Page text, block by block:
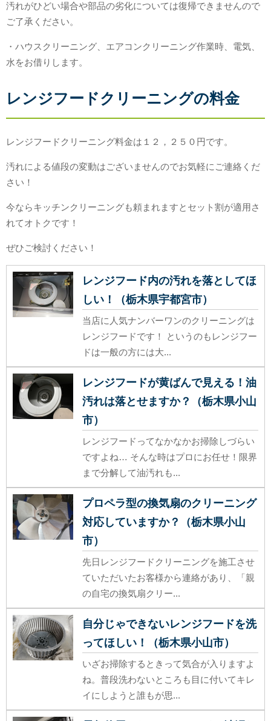
汚れがひどい場合や部品の劣化については復帰できませんので
ご了承ください。
・ハウスクリーニング、エアコンクリーニング作業時、電気、
水をお借りします。
レンジフードクリーニングの料金
レンジフードクリーニング料金は１２，２５０円です。
汚れによる値段の変動はございませんのでお気軽にご連絡くだ
さい！
今ならキッチンクリーニングも頼まれますとセット割が適用さ
れてオトクです！
ぜひご検討ください！
レンジフード内の汚れを落としてほ
しい！（栃木県宇都宮市）
当店に人気ナンバーワンのクリーニングは
レンジフードです！ というのもレンジフー
ドは一般の方には大...
レンジフードが黄ばんで見える！油
汚れは落とせますか？（栃木県小山
市）
レンジフードってなかなかお掃除しづらい
ですよね… そんな時はプロにお任せ！限界
まで分解して油汚れも...
プロペラ型の換気扇のクリーニング
対応していますか？（栃木県小山
市）
先日レンジフードクリーニングを施工させ
ていただいたお客様から連絡があり、「親
の自宅の換気扇クリー...
自分じゃできないレンジフードを洗
ってほしい！（栃木県小山市）
いざお掃除するときって気合が入りますよ
ね。普段洗わないところも目に付いてキレ
イにしようと誰もが思...